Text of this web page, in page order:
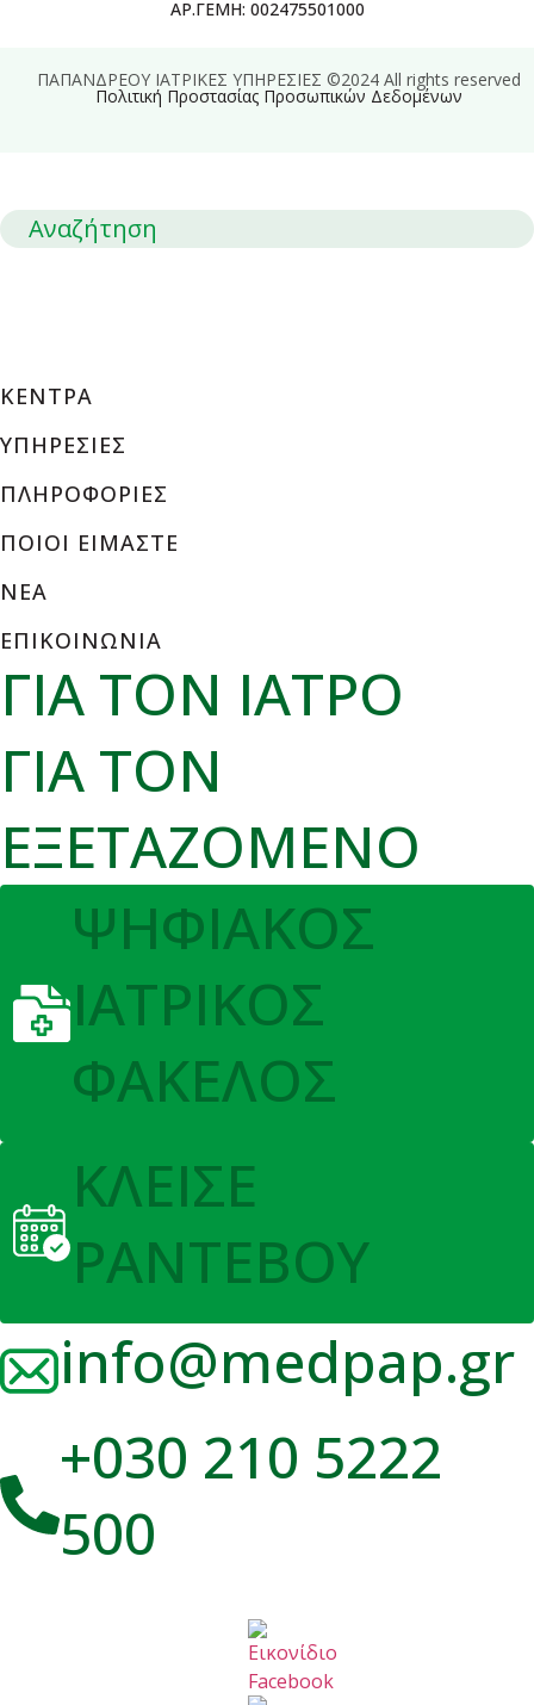
ΑΡ.ΓΕΜΗ: 002475501000
ΠΑΠΑΝΔΡΕΟΥ ΙΑΤΡΙΚΕΣ ΥΠΗΡΕΣΙΕΣ ©2024 All rights reserved
Πολιτική Προστασίας Προσωπικών Δεδομένων
ΚΕΝΤΡΑ
ΥΠΗΡΕΣΙΕΣ
ΠΛΗΡΟΦΟΡΙΕΣ
ΠΟΙΟΙ ΕΙΜΑΣΤΕ
ΝΕΑ
ΕΠΙΚΟΙΝΩΝΙΑ
ΓΙΑ ΤΟΝ ΙΑΤΡΟ
ΓΙΑ ΤΟΝ
ΕΞΕΤΑΖΟΜΕΝΟ
ΨΗΦΙΑΚΟΣ
ΙΑΤΡΙΚΟΣ
ΦΑΚΕΛΟΣ
ΚΛΕΙΣΕ
ΡΑΝΤΕΒΟΥ
info@medpap.gr
+030 210 5222
500